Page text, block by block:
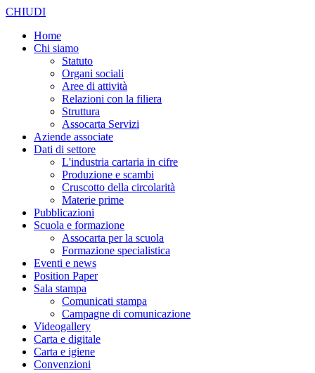
CHIUDI
Home
Chi siamo
Statuto
Organi sociali
Aree di attività
Relazioni con la filiera
Struttura
Assocarta Servizi
Aziende associate
Dati di settore
L'industria cartaria in cifre
Produzione e scambi
Cruscotto della circolarità
Materie prime
Pubblicazioni
Scuola e formazione
Assocarta per la scuola
Formazione specialistica
Eventi e news
Position Paper
Sala stampa
Comunicati stampa
Campagne di comunicazione
Videogallery
Carta e digitale
Carta e igiene
Convenzioni